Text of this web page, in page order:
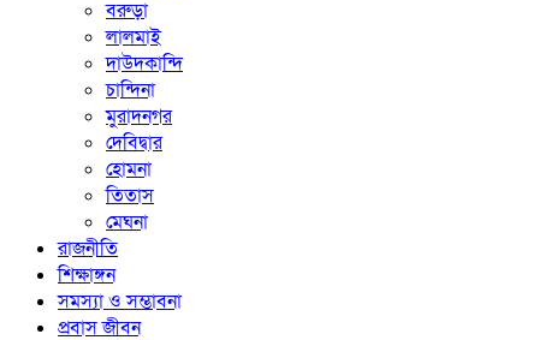
বরুড়া
লালমাই
দাউদকান্দি
চান্দিনা
মুরাদনগর
দেবিদ্বার
হোমনা
তিতাস
মেঘনা
রাজনীতি
শিক্ষাঙ্গন
সমস্যা ও সম্ভাবনা
প্রবাস জীবন